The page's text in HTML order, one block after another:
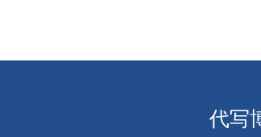
代写